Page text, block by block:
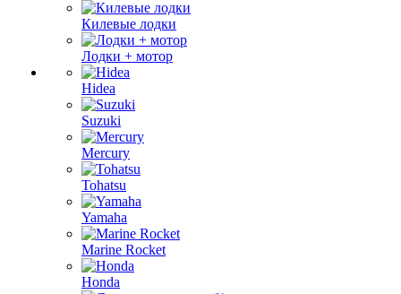
Килевые лодки
Лодки + мотор
Hidea
Suzuki
Mercury
Tohatsu
Yamaha
Marine Rocket
Honda